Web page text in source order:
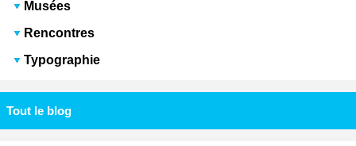
Musées
Rencontres
Typographie
Tout le blog